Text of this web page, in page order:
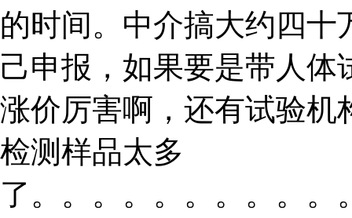
的时间。中介搞大约四十
己申报，如果要是带人体
涨价厉害啊，还有试验机
检测样品太多
了。。。。。。。。。